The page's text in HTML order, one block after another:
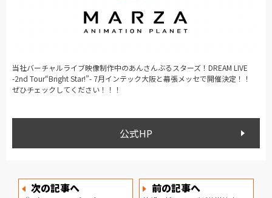
当社バーチャルライブ映像制作中のあんさんぶるスターズ！DREAM LIVE
-2nd Tour“Bright Star!”- 7月インテック大阪と幕張メッセで開催決定！！
ぜひチェックしてください！！！
公式HP
次の記事へ 前の記事へ